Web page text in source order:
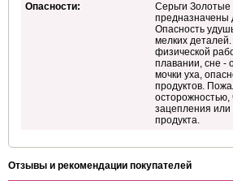
Опасности:
Серьги
предназначены
Опасность
мелких
физической
плавании, сне -
мочки уха,
продуктов.
осторожностью,
зацепления
продукта.
Отзывы и рекомендации покупателей